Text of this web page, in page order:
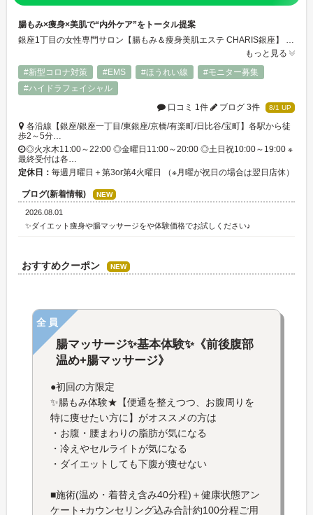
腸もみ×痩身×美肌で“内外ケア”をトータル提案
銀座1丁目の女性専門サロン【腸もみ＆痩身美肌エステ CHARIS銀座】 「変わりたいのに、何から始めればいいか分からない…」そんなあなたの一歩に、確かな専門技術を持ったプロのスタッフが寄り添います。当サロンは、全国で延べ4.2万人以上をケアしてきた実力派店長をはじめ、国家資格や専門資格を持つ少数精鋭のサロンです。
もっと見る
#新型コロナ対策
#EMS #ほうれい線
#モニター募集
#ハイドラフェイシャル
口コミ 1件
ブログ 3件 8/1 UP
各沿線【銀座/銀座一丁目/東銀座/京橋/有楽町/日比谷/宝町】各駅から徒
歩2～5分…
◎火水木11:00～22:00 ◎金曜日11:00～20:00 ◎土日祝10:00～19:00 ※
最終受付は各…
定休日： 毎週月曜日＋第3or第4火曜日 （※月曜が祝日の場合は翌日店休）
ブログ(新着情報) NEW
2026.08.01
✨ダイエット痩身や腸マッサージをや体験価格でお試しください♪
おすすめクーポン NEW
全員
腸マッサージ✨基本体験✨《前後腹部
温め+腸マッサージ》
●初回の方限定
✨腸もみ体験★【便通を整えつつ、お腹周りを
特に痩せたい方に】がオススメの方は
・お腹・腰まわりの脂肪が気になる
・冷えやセルライトが気になる
・ダイエットしても下腹が痩せない
■施術(温め・着替え含み40分程)＋健康状態アン
ケート+カウンセリング込み合計約100分程ご用